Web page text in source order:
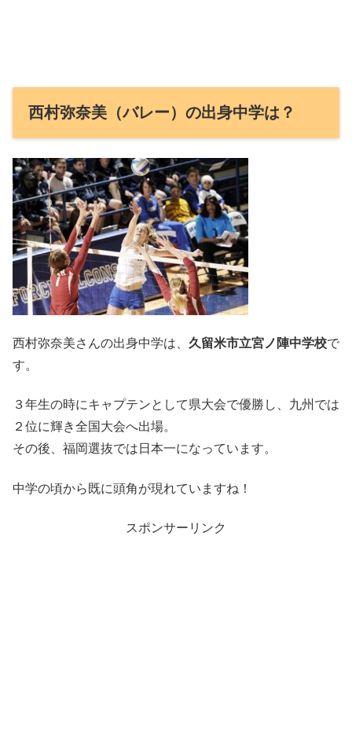
西村弥奈美（バレー）の出身中学は？
西村弥奈美さんの出身中学は、 久留米市立宮ノ陣中学校で
す。
３年生の時にキャプテンとして県大会で優勝し、九州では
２位に輝き全国大会へ出場。
その後、福岡選抜では日本一になっています。
中学の頃から既に頭角が現れていますね！
スポンサーリンク